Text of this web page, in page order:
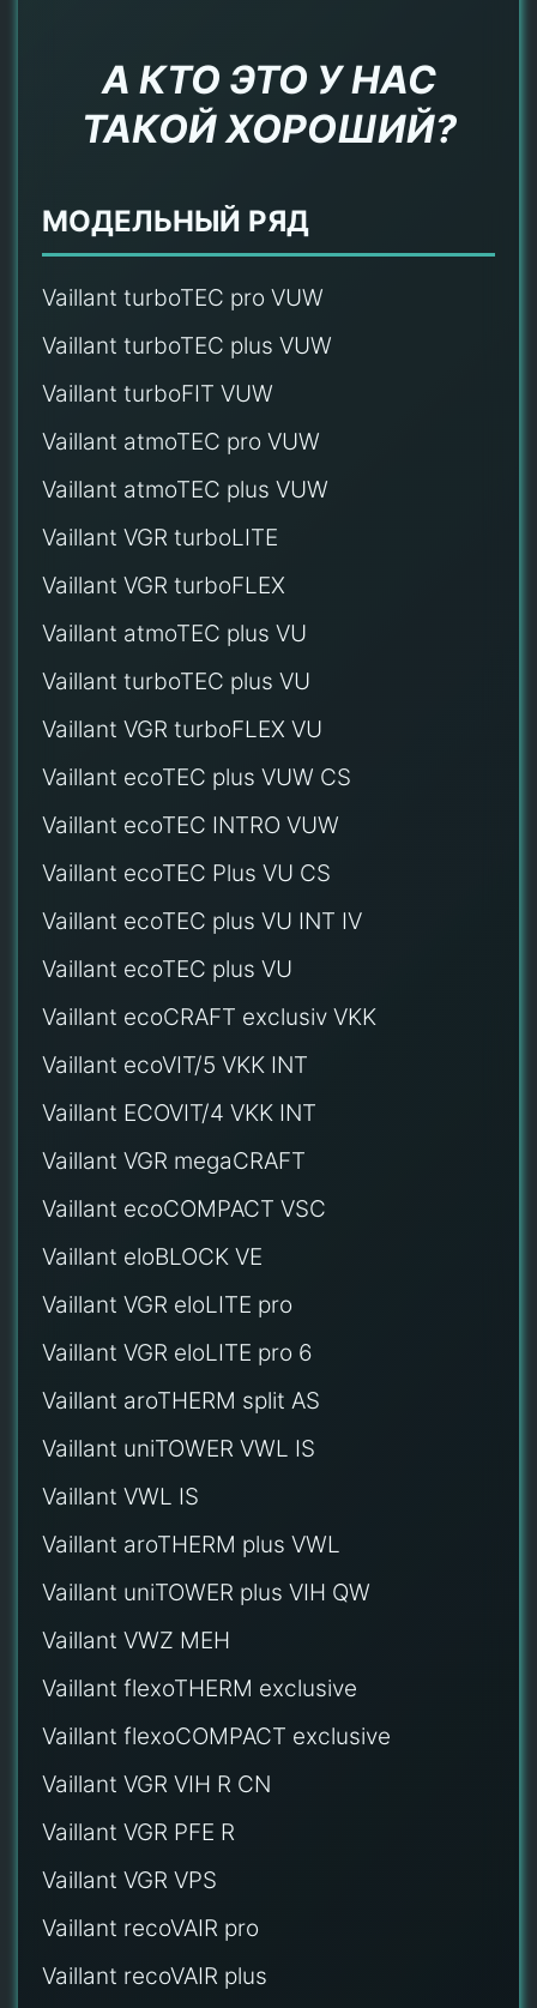
А КТО ЭТО У НАС
ТАКОЙ ХОРОШИЙ?
МОДЕЛЬНЫЙ РЯД
Vaillant turboTEC pro VUW
Vaillant turboTEC plus VUW
Vaillant turboFIT VUW
Vaillant atmoTEC pro VUW
Vaillant atmoTEC plus VUW
Vaillant VGR turboLITE
Vaillant VGR turboFLEX
Vaillant atmoTEC plus VU
Vaillant turboTEC plus VU
Vaillant VGR turboFLEX VU
Vaillant ecoTEC plus VUW CS
Vaillant ecoTEC INTRO VUW
Vaillant ecoTEC Plus VU CS
Vaillant ecoTEC plus VU INT IV
Vaillant ecoTEC plus VU
Vaillant ecoCRAFT exclusiv VKK
Vaillant ecoVIT/5 VKK INT
Vaillant ECOVIT/4 VKK INT
Vaillant VGR megaCRAFT
Vaillant ecoCOMPACT VSC
Vaillant eloBLOCK VE
Vaillant VGR eloLITE pro
Vaillant VGR eloLITE pro 6
Vaillant aroTHERM split AS
Vaillant uniTOWER VWL IS
Vaillant VWL IS
Vaillant aroTHERM plus VWL
Vaillant uniTOWER plus VIH QW
Vaillant VWZ MEH
Vaillant flexoTHERM exclusive
Vaillant flexoCOMPACT exclusive
Vaillant VGR VIH R CN
Vaillant VGR PFE R
Vaillant VGR VPS
Vaillant recoVAIR pro
Vaillant recoVAIR plus